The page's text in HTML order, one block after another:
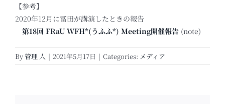
【参考】
2020年12月に冨田が講演したときの報告
第18回 FRaU WFH*(うふふ*) Meeting開催報告 (note)
By管理 人 | 2021年5月17日 | Categories: メディア